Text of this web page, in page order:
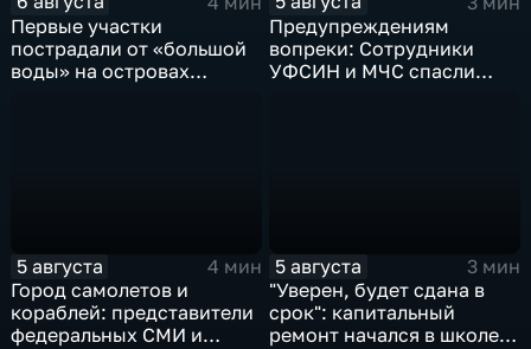
Первые участки
пострадали от «большой
воды» на островах
Предупреждениям
вопреки: Сотрудники
УФСИН и МЧС спасли
5 августа
4 мин
Город самолетов и
кораблей: представители
федеральных СМИ и
5 августа
3 мин
"Уверен, будет сдана в
срок": капитальный
ремонт начался в школе